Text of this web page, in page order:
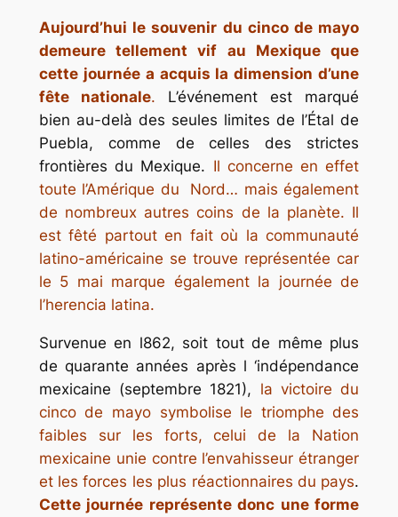
Aujourd’hui le souvenir du cinco de mayo
demeure tellement vif au Mexique que
cette journée a acquis la dimension d’une
fête nationale. L’événement est marqué
bien au-delà des seules limites de l’Étal de
Puebla, comme de celles des strictes
frontières du Mexique. Il concerne en effet
toute l’Amérique du Nord… mais également
de nombreux autres coins de la planète. Il
est fêté partout en fait où la communauté
latino-américaine se trouve représentée car
le 5 mai marque également la journée de
l’herencia latina.
Survenue en l862, soit tout de même plus
de quarante années après l ‘indépendance
mexicaine (septembre 1821), la victoire du
cinco de mayosymbolise le triomphe des
faibles sur les forts, celui de la Nation
mexicaine unie contre l’envahisseur étranger
et les forces les plus réactionnaires du pays.
Cette journée représente donc une forme